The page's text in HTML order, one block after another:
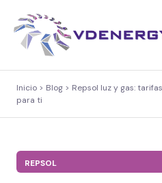
Inicio > Blog > Repsol luz y gas:
para ti
REPSOL